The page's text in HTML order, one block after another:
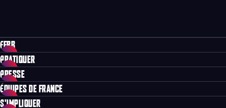
FFBB
PRATIQUER
PRESSE
ÉQUIPES DE FRANCE
S'IMPLIQUER